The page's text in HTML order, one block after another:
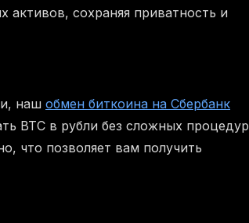
сохраняя приватность и
наш обмен биткоина на Сбербанк
BTC в рубли без сложных процедур
что позволяет вам получить